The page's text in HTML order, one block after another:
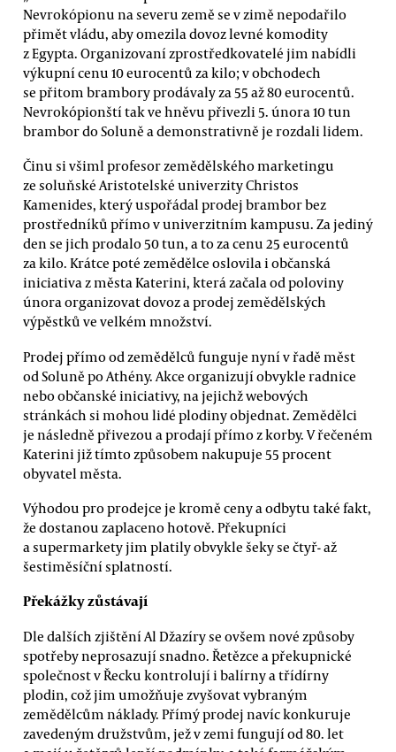
Nevrokópionu na severu země se v zimě nepodařilo
přimět vládu, aby omezila dovoz levné komodity
z Egypta. Organizovaní zprostředkovatelé jim nabídli
výkupní cenu 10 eurocentů za kilo; v obchodech
se přitom brambory prodávaly za 55 až 80 eurocentů.
Nevrokópionští tak ve hněvu přivezli 5. února 10 tun
brambor do Soluně a demonstrativně je rozdali lidem.
Činu si všiml profesor zemědělského marketingu
ze soluňské Aristotelské univerzity Christos
Kamenides, který uspořádal prodej brambor bez
prostředníků přímo v univerzitním kampusu. Za jediný
den se jich prodalo 50 tun, a to za cenu 25 eurocentů
za kilo. Krátce poté zemědělce oslovila i občanská
iniciativa z města Katerini, která začala od poloviny
února organizovat dovoz a prodej zemědělských
výpěstků ve velkém množství.
Prodej přímo od zemědělců funguje nyní v řadě měst
od Soluně po Athény. Akce organizují obvykle radnice
nebo občanské iniciativy, na jejichž webových
stránkách si mohou lidé plodiny objednat. Zemědělci
je následně přivezou a prodají přímo z korby. V řečeném
Katerini již tímto způsobem nakupuje 55 procent
obyvatel města.
Výhodou pro prodejce je kromě ceny a odbytu také fakt,
že dostanou zaplaceno hotově. Překupníci
a supermarkety jim platily obvykle šeky se čtyř- až
šestiměsíční splatností.
Překážky zůstávají
Dle dalších zjištění Al Džazíry se ovšem nové způsoby
spotřeby neprosazují snadno. Řetězce a překupnické
společnost v Řecku kontrolují i balírny a třídírny
plodin, což jim umožňuje zvyšovat vybraným
zemědělcům náklady. Přímý prodej navíc konkuruje
zavedeným družstvům, jež v zemi fungují od 80. let